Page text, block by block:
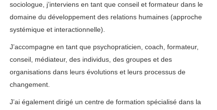
sociologue, j’interviens en tant que conseil et formateur dans le
domaine du développement des relations humaines (approche
systémique et interactionnelle).
J’accompagne en tant que psychopraticien, coach, formateur,
conseil, médiateur, des individus, des groupes et des
organisations dans leurs évolutions et leurs processus de
changement.
J’ai également dirigé un centre de formation spécialisé dans la